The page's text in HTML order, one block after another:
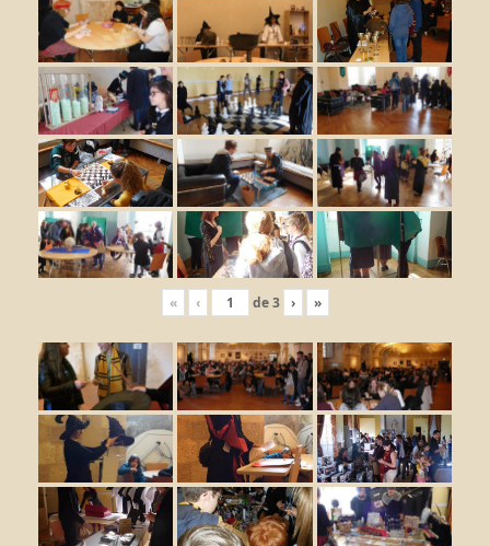
« ‹ de3 › »